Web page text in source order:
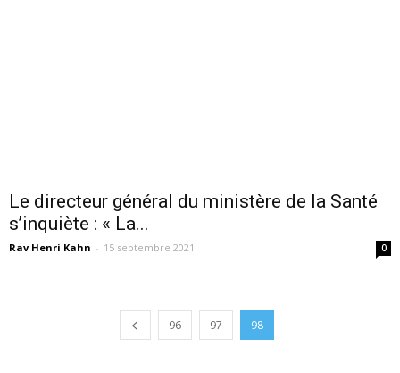
Le directeur général du ministère de la Santé
s’inquiète : « La...
Rav Henri Kahn - 15 septembre 2021 0
96 97 98